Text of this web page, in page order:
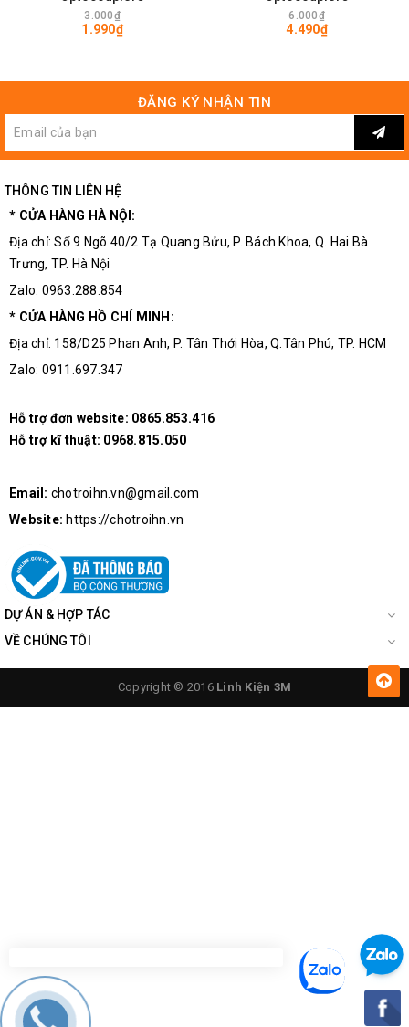
3.000₫
1.990₫
6.000₫
4.490₫
ĐĂNG KÝ NHẬN TIN
THÔNG TIN LIÊN HỆ
* CỬA HÀNG HÀ NỘI:
Địa chỉ: Số 9 Ngõ 40/2 Tạ Quang Bửu, P. Bách Khoa, Q. Hai Bà
Trưng, TP. Hà Nội
Zalo: 0963.288.854
* CỬA HÀNG HỒ CHÍ MINH:
Địa chỉ: 158/D25 Phan Anh, P. Tân Thới Hòa, Q.Tân Phú, TP. HCM
Zalo: 0911.697.347
Hỗ trợ đơn website: 0865.853.416
Hỗ trợ kĩ thuật: 0968.815.050
Email: chotroihn.vn@gmail.com
Website: https://chotroihn.vn
DỰ ÁN & HỢP TÁC
VỀ CHÚNG TÔI
Copyright © 2016 Linh Kiện 3M